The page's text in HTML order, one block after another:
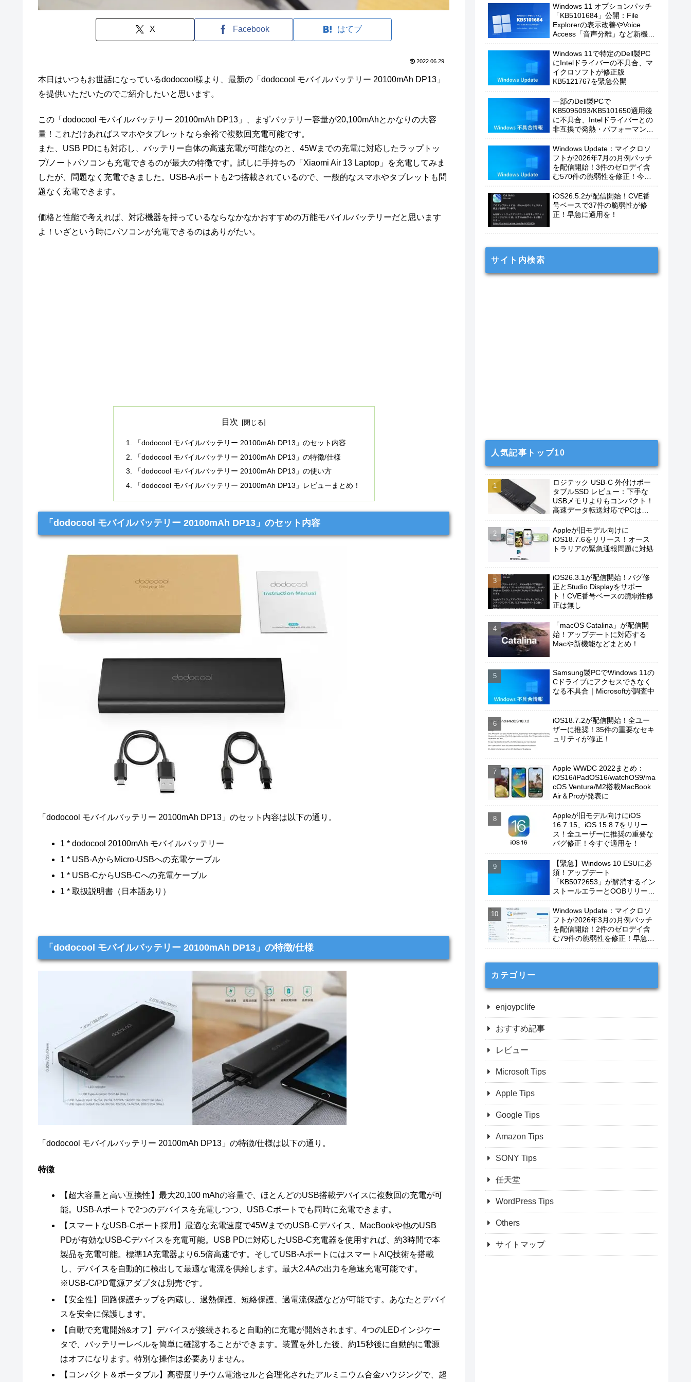
X Facebook はてブ
2022.06.29
本日はいつもお世話になっているdodocool様より、最新の「dodocool モバイルバッテリー 20100mAh DP13」
を提供いただいたのでご紹介したいと思います。
この「dodocool モバイルバッテリー 20100mAh DP13」、まずバッテリー容量が20,100mAhとかなりの大容
量！これだけあればスマホやタブレットなら余裕で複数回充電可能です。
また、USB PDにも対応し、バッテリー自体の高速充電が可能なのと、45Wまでの充電に対応したラップトッ
プ/ノートパソコンも充電できるのが最大の特徴です。試しに手持ちの「Xiaomi Air 13 Laptop」を充電してみま
したが、問題なく充電できました。USB-Aポートも2つ搭載されているので、一般的なスマホやタブレットも問
題なく充電できます。
価格と性能で考えれば、対応機器を持っているならなかなかおすすめの万能モバイルバッテリーだと思います
よ！いざという時にパソコンが充電できるのはありがたい。
目次
「dodocool モバイルバッテリー 20100mAh DP13」のセット内容
「dodocool モバイルバッテリー 20100mAh DP13」の特徴/仕様
「dodocool モバイルバッテリー 20100mAh DP13」の使い方
「dodocool モバイルバッテリー 20100mAh DP13」レビューまとめ！
「dodocool モバイルバッテリー 20100mAh DP13」のセット内容
「dodocool モバイルバッテリー 20100mAh DP13」のセット内容は以下の通り。
1 * dodocool 20100mAh モバイルバッテリー
1 * USB-AからMicro-USBへの充電ケーブル
1 * USB-CからUSB-Cへの充電ケーブル
1 * 取扱説明書（日本語あり）
「dodocool モバイルバッテリー 20100mAh DP13」の特徴/仕様
「dodocool モバイルバッテリー 20100mAh DP13」の特徴/仕様は以下の通り。
特徴
【超大容量と高い互換性】最大20,100 mAhの容量で、ほとんどのUSB搭載デバイスに複数回の充電が可
能。USB-Aポートで2つのデバイスを充電しつつ、USB-Cポートでも同時に充電できます。
【スマートなUSB-Cポート採用】最適な充電速度で45WまでのUSB-Cデバイス、MacBookや他のUSB
PDが有効なUSB-Cデバイスを充電可能。USB PDに対応したUSB-C充電器を使用すれば、約3時間で本
製品を充電可能。標準1A充電器より6.5倍高速です。そしてUSB-AポートにはスマートAIQ技術を搭載
し、デバイスを自動的に検出して最適な電流を供給します。最大2.4Aの出力を急速充電可能です。
※USB-C/PD電源アダプタは別売です。
【安全性】回路保護チップを内蔵し、過熱保護、短絡保護、過電流保護などが可能です。あなたとデバイ
スを安全に保護します。
【自動で充電開始&オフ】デバイスが接続されると自動的に充電が開始されます。4つのLEDインジケー
タで、バッテリーレベルを簡単に確認することができます。装置を外した後、約15秒後に自動的に電源
はオフになります。特別な操作は必要ありません。
【コンパクト＆ポータブル】高密度リチウム電池セルと合理化されたアルミニウム合金ハウジングで、超
Windows 11 オプションパッチ
「KB5101684」公開：File
Explorerの表示改善やVoice
Access「音声分離」など新機能
Windows 11で特定のDell製PC
にIntelドライバーの不具合、マ
イクロソフトが修正版
KB5121767を緊急公開
一部のDell製PCで
KB5095093/KB5101650適用後
に不具合、Intelドライバーとの
非互換で発熱・パフォーマンス
Windows Update：マイクロソ
フトが2026年7月の月例パッチ
を配信開始！3件のゼロデイ含
む570件の脆弱性を修正！今す
iOS26.5.2が配信開始！CVE番
号ベースで37件の脆弱性が修
正！早急に適用を！
サイト内検索
人気記事トップ10
ロジテック USB-C 外付けポー
タブルSSD レビュー：下手な
USBメモリよりもコンパクト！
高速データ転送対応でPCは勿
もおすすめ！
Appleが旧モデル向けに
iOS18.7.6をリリース！オース
トラリアの緊急通報問題に対処
iOS26.3.1が配信開始！バグ修
正とStudio Displayをサポー
ト！CVE番号ベースの脆弱性修
正は無し
「macOS Catalina」が配信開
始！アップデートに対応する
Macや新機能などまとめ！
Samsung製PCでWindows 11の
Cドライブにアクセスできなく
なる不具合｜Microsoftが調査中
iOS18.7.2が配信開始！全ユー
ザーに推奨！35件の重要なセキ
ュリティが修正！
Apple WWDC 2022まとめ：
iOS16/iPadOS16/watchOS9/ma
cOS Ventura/M2搭載MacBook
Air＆Proが発表に
Appleが旧モデル向けにiOS
16.7.15、iOS 15.8.7をリリー
ス！全ユーザーに推奨の重要な
バグ修正！今すぐ適用を！
【緊急】Windows 10 ESUに必
須！アップデート
「KB5072653」が解消するイン
ストールエラーとOOBリリース
Windows Update：マイクロソ
フトが2026年3月の月例パッチ
を配信開始！2件のゼロデイ含
む79件の脆弱性を修正！早急に
カテゴリー
enjoypclife
おすすめ記事
レビュー
Microsoft Tips
Apple Tips
Google Tips
Amazon Tips
SONY Tips
任天堂
WordPress Tips
Others
サイトマップ